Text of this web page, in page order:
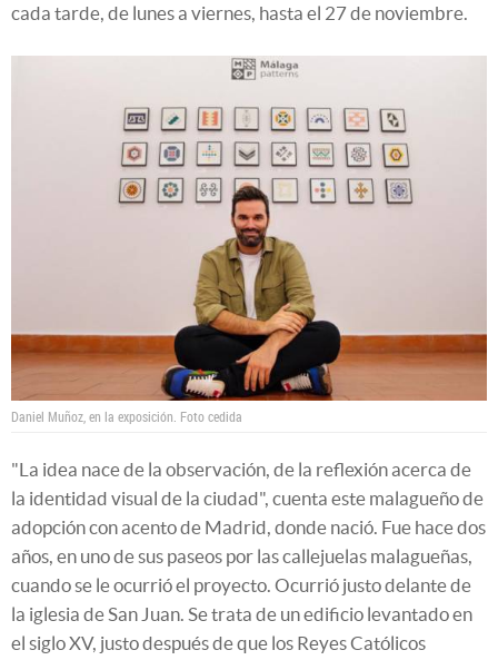
cada tarde, de lunes a viernes, hasta el 27 de noviembre.
Daniel Muñoz, en la exposición. Foto cedida
"La idea nace de la observación, de la reflexión acerca de
la identidad visual de la ciudad", cuenta este malagueño de
adopción con acento de Madrid, donde nació. Fue hace dos
años, en uno de sus paseos por las callejuelas malagueñas,
cuando se le ocurrió el proyecto. Ocurrió justo delante de
la iglesia de San Juan. Se trata de un edificio levantado en
el siglo XV, justo después de que los Reyes Católicos